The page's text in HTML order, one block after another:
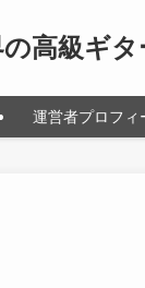
高級ギ
運営者プロフィ